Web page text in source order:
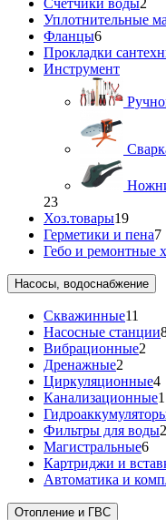
Счетчики воды2
Уплотнительные
Фланцы6
Прокладки
Инструмент
23
Хоз.товары19
Герметики и пена7
Гебо и ремонтные
Насосы, водоснабжение
Скважинные11
Насосные станции
Вибрационные2
Дренажные2
Циркуляционные4
Канализационные1
Фильтры для воды2
Магистральные6
Картриджи и
Автоматика и
Отопление и ГВС